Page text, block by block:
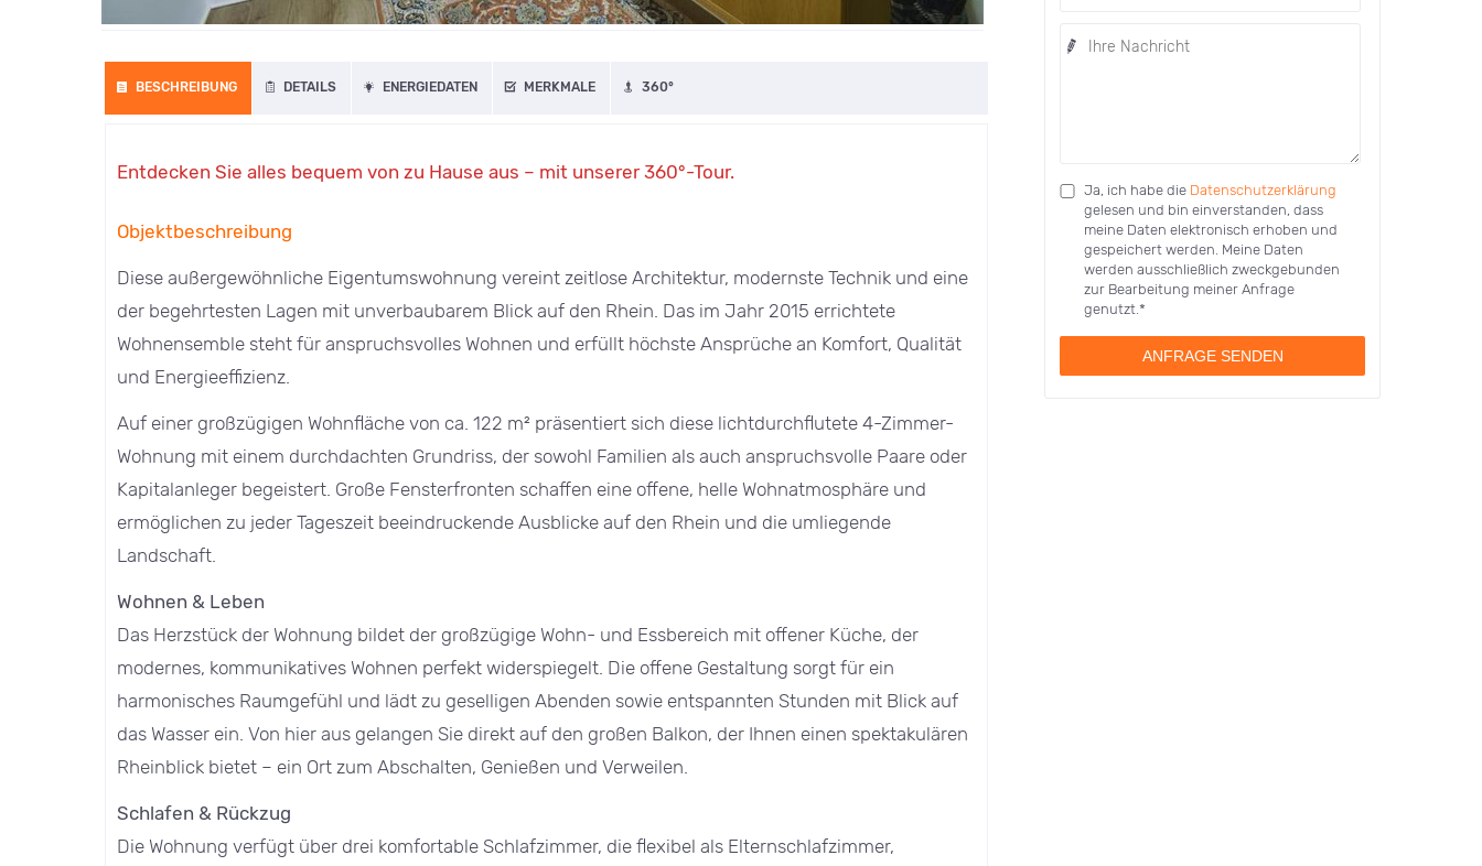
BESCHREIBUNG DETAILS ENERGIEDATEN MERKMALE 360°
Entdecken Sie alles bequem von zu Hause aus – mit unserer 360°-Tour.
Objektbeschreibung
Diese außergewöhnliche Eigentumswohnung vereint zeitlose Architektur, modernste Technik und eine
der begehrtesten Lagen mit unverbaubarem Blick auf den Rhein. Das im Jahr 2015 errichtete
Wohnensemble steht für anspruchsvolles Wohnen und erfüllt höchste Ansprüche an Komfort, Qualität
und Energieeffizienz.
Auf einer großzügigen Wohnfläche von ca. 122 m² präsentiert sich diese lichtdurchflutete 4-Zimmer-
Wohnung mit einem durchdachten Grundriss, der sowohl Familien als auch anspruchsvolle Paare oder
Kapitalanleger begeistert. Große Fensterfronten schaffen eine offene, helle Wohnatmosphäre und
ermöglichen zu jeder Tageszeit beeindruckende Ausblicke auf den Rhein und die umliegende
Landschaft.
Wohnen & Leben
Das Herzstück der Wohnung bildet der großzügige Wohn- und Essbereich mit offener Küche, der
modernes, kommunikatives Wohnen perfekt widerspiegelt. Die offene Gestaltung sorgt für ein
harmonisches Raumgefühl und lädt zu geselligen Abenden sowie entspannten Stunden mit Blick auf
das Wasser ein. Von hier aus gelangen Sie direkt auf den großen Balkon, der Ihnen einen spektakulären
Rheinblick bietet – ein Ort zum Abschalten, Genießen und Verweilen.
Schlafen & Rückzug
Die Wohnung verfügt über drei komfortable Schlafzimmer, die flexibel als Elternschlafzimmer,
Ja, ich habe die Datenschutzerklärung
gelesen und bin einverstanden, dass
meine Daten elektronisch erhoben und
gespeichert werden. Meine Daten
werden ausschließlich zweckgebunden
zur Bearbeitung meiner Anfrage
genutzt.*
ANFRAGE SENDEN